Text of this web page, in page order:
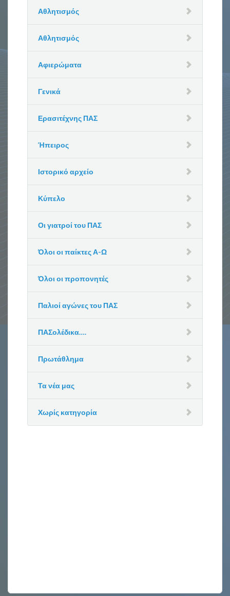
Αθλητισμός
Αθλητισμός
Αφιερώματα
Γενικά
Ερασιτέχνης ΠΑΣ
Ήπειρος
Ιστορικό αρχείο
Κύπελο
Οι γιατροί του ΠΑΣ
Όλοι οι παίκτες Α-Ω
Όλοι οι προπονητές
Παλιοί αγώνες του ΠΑΣ
ΠΑΣολέδικα….
Πρωτάθλημα
Τα νέα μας
Χωρίς κατηγορία